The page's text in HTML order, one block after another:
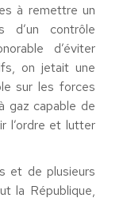
à remettre un
d’un contrôle
d’éviter
on jetait une
sur les forces
gaz capable de
l’ordre et lutter
et de plusieurs
la République,